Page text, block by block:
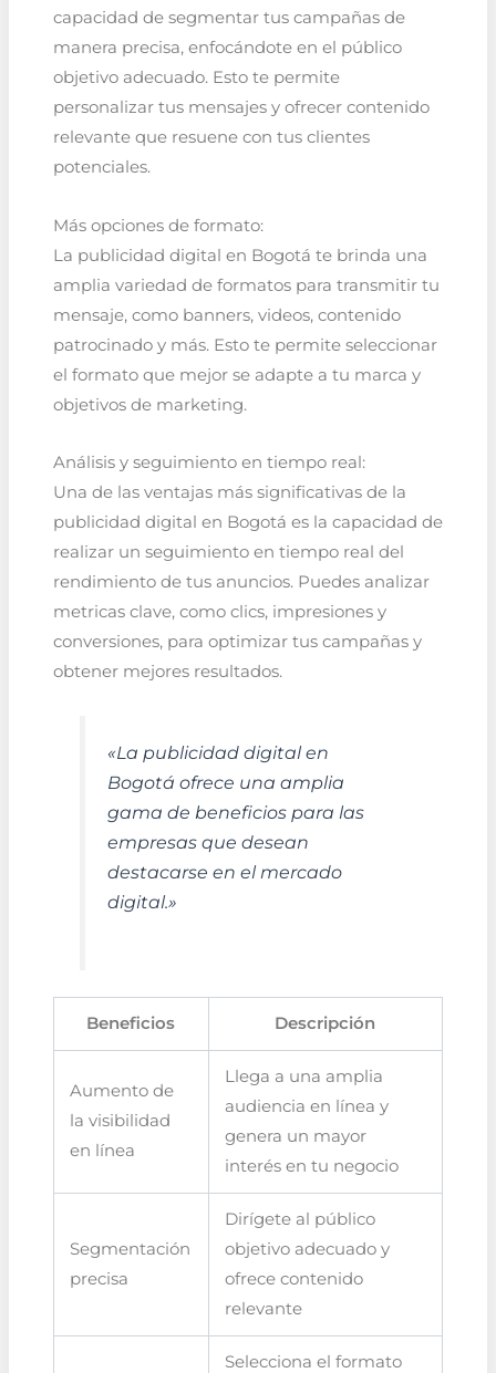
capacidad de segmentar tus campañas de
manera precisa, enfocándote en el público
objetivo adecuado. Esto te permite
personalizar tus mensajes y ofrecer contenido
relevante que resuene con tus clientes
potenciales.
Más opciones de formato:
La publicidad digital en Bogotá te brinda una
amplia variedad de formatos para transmitir tu
mensaje, como banners, videos, contenido
patrocinado y más. Esto te permite seleccionar
el formato que mejor se adapte a tu marca y
objetivos de marketing.
Análisis y seguimiento en tiempo real:
Una de las ventajas más significativas de la
publicidad digital en Bogotá es la capacidad de
realizar un seguimiento en tiempo real del
rendimiento de tus anuncios. Puedes analizar
metricas clave, como clics, impresiones y
conversiones, para optimizar tus campañas y
obtener mejores resultados.
«La publicidad digital en
Bogotá ofrece una amplia
gama de beneficios para las
empresas que desean
destacarse en el mercado
digital.»
Beneficios Descripción
Aumento de
la visibilidad
en línea
Llega a una amplia
audiencia en línea y
genera un mayor
interés en tu negocio
Segmentación
precisa
Dirígete al público
objetivo adecuado y
ofrece contenido
relevante
Selecciona el formato